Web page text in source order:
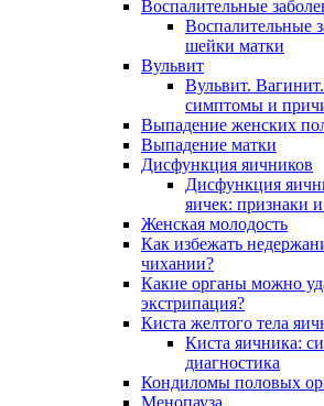
Воспалительные
Воспалительные
шейки матки
Вульвит
Вульвит.
симптомы и
Выпадение женских
Выпадение матки
Дисфункция яичников
Дисфункция
яичек: признаки
Женская молодость
Как избежать
чихании?
Какие органы можно
экстрипация?
Киста желтого тела
Киста яичника:
диагностика
Кондиломы половых
Менопауза